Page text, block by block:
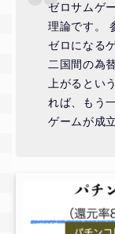
ゼロサムゲ
理論です。
ゼロになる
二国間の為
上がるとい
れば、もう
ゲームが成